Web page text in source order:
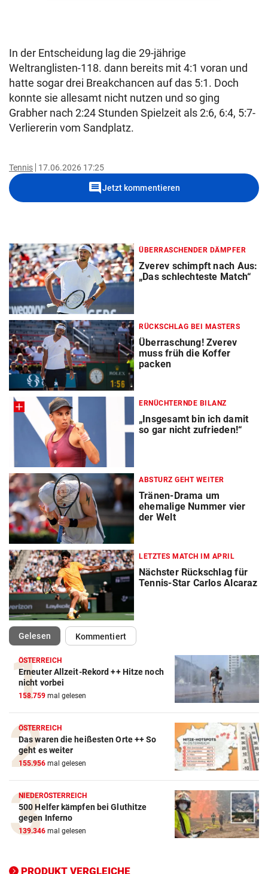
In der Entscheidung lag die 29-jährige
Weltranglisten-118. dann bereits mit 4:1 voran und
hatte sogar drei Breakchancen auf das 5:1. Doch
konnte sie allesamt nicht nutzen und so ging
Grabher nach 2:24 Stunden Spielzeit als 2:6, 6:4, 5:7-
Verliererin vom Sandplatz.
Tennis 17.06.2026 17:25
commentJetzt kommentieren
ÜBERRASCHENDER DÄMPFER
Zverev schimpft nach Aus:
„Das schlechteste Match“
RÜCKSCHLAG BEI MASTERS
Überraschung! Zverev
muss früh die Koffer
packen
ERNÜCHTERNDE BILANZ
„Insgesamt bin ich damit
so gar nicht zufrieden!“
ABSTURZ GEHT WEITER
Tränen-Drama um
ehemalige Nummer vier
der Welt
LETZTES MATCH IM APRIL
Nächster Rückschlag für
Tennis-Star Carlos Alcaraz
Gelesen(ausgewählt)Kommentiert
ÖSTERREICH
Erneuter Allzeit-Rekord ++ Hitze noch
nicht vorbei
158.759 mal gelesen
ÖSTERREICH
Das waren die heißesten Orte ++ So
geht es weiter
155.956 mal gelesen
NIEDERÖSTERREICH
500 Helfer kämpfen bei Gluthitze
gegen Inferno
139.346 mal gelesen
PRODUKT VERGLEICHE
Action-Cam Vergleich
ZUM VERGLEICH
Crosstrainer Vergleich
ZUM VERGLEICH
E-Bike Vergleich
ZUM VERGLEICH
Elektro-Scooter Vergleich
ZUM VERGLEICH
ZUM VERGLEICH